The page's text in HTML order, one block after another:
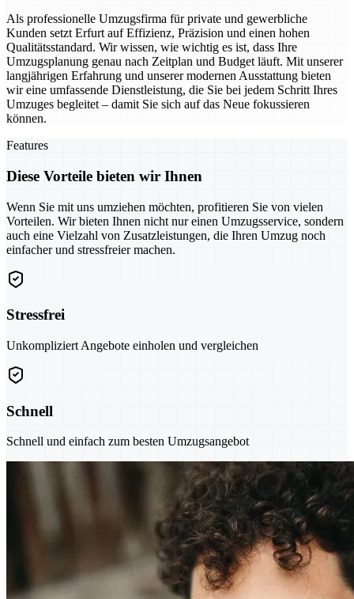
Als professionelle Umzugsfirma für private und gewerbliche
Kunden setzt Erfurt auf Effizienz, Präzision und einen hohen
Qualitätsstandard. Wir wissen, wie wichtig es ist, dass Ihre
Umzugsplanung genau nach Zeitplan und Budget läuft. Mit unserer
langjährigen Erfahrung und unserer modernen Ausstattung bieten
wir eine umfassende Dienstleistung, die Sie bei jedem Schritt Ihres
Umzuges begleitet – damit Sie sich auf das Neue fokussieren
können.
Features
Diese Vorteile bieten wir Ihnen
Wenn Sie mit uns umziehen möchten, profitieren Sie von vielen
Vorteilen. Wir bieten Ihnen nicht nur einen Umzugsservice, sondern
auch eine Vielzahl von Zusatzleistungen, die Ihren Umzug noch
einfacher und stressfreier machen.
Stressfrei
Unkompliziert Angebote einholen und vergleichen
Schnell
Schnell und einfach zum besten Umzugsangebot